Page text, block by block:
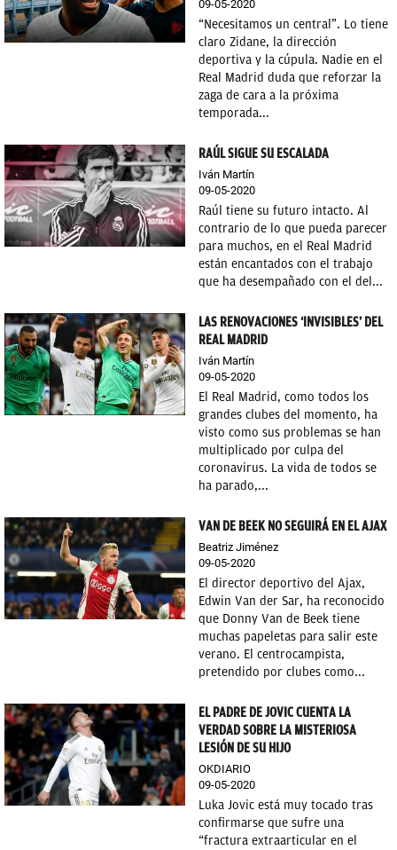
09-05-2020
“Necesitamos un central”. Lo tiene
claro Zidane, la dirección
deportiva y la cúpula. Nadie en el
Real Madrid duda que reforzar la
zaga de cara a la próxima
temporada...
RAÚL SIGUE SU ESCALADA
Iván Martín
09-05-2020
Raúl tiene su futuro intacto. Al
contrario de lo que pueda parecer
para muchos, en el Real Madrid
están encantados con el trabajo
que ha desempañado con el del...
LAS RENOVACIONES ‘INVISIBLES’ DEL
REAL MADRID
Iván Martín
09-05-2020
El Real Madrid, como todos los
grandes clubes del momento, ha
visto como sus problemas se han
multiplicado por culpa del
coronavirus. La vida de todos se
ha parado,...
VAN DE BEEK NO SEGUIRÁ EN EL AJAX
Beatriz Jiménez
09-05-2020
El director deportivo del Ajax,
Edwin Van der Sar, ha reconocido
que Donny Van de Beek tiene
muchas papeletas para salir este
verano. El centrocampista,
pretendido por clubes como...
EL PADRE DE JOVIC CUENTA LA
VERDAD SOBRE LA MISTERIOSA
LESIÓN DE SU HIJO
OKDIARIO
09-05-2020
Luka Jovic está muy tocado tras
confirmarse que sufre una
“fractura extraarticular en el